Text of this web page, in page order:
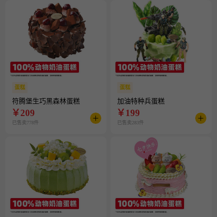
蛋糕
符腾堡生巧黑森林蛋糕
￥209
已售卖778件
蛋糕
加油特种兵蛋糕
￥199
已售卖283件